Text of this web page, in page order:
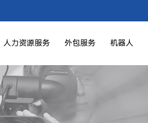
人力资源服务 外包服务 机器人